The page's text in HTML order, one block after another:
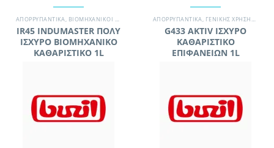
ΑΠΟΡΡΥΠΑΝΤΙΚΆ, ΒΙΟΜΗΧΑΝΙΚΟΊ ΧΏΡΟΙ ΣΥΝΕΡΓΕΊΟ ΚΑΘΑΡΙΣΜΟΎ,ΧΗΜΙΚΆ -
IR45 INDUMASTER ΠΟΛΥ
ΙΣΧΥΡΟ ΒΙΟΜΗΧΑΝΙΚΟ
ΚΑΘΑΡΙΣΤΙΚΟ 1L
ΑΠΟΡΡΥΠΑΝΤΙΚΆ, ΓΕΝΙΚΉΣ ΧΡΉΣΗΣ / ΔΆΠΕΔΑ
G433 AKTIV ΙΣΧΥΡΟ
ΚΑΘΑΡΙΣΤΙΚΟ
ΕΠΙΦΑΝΕΙΩΝ 1L